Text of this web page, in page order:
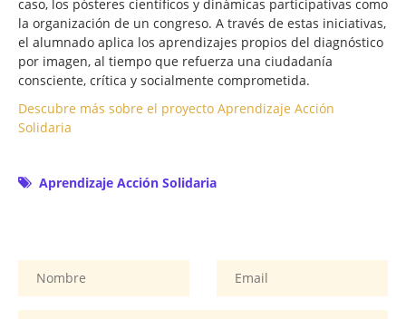
caso, los pósteres científicos y dinámicas participativas como
la organización de un congreso. A través de estas iniciativas,
el alumnado aplica los aprendizajes propios del diagnóstico
por imagen, al tiempo que refuerza una ciudadanía
consciente, crítica y socialmente comprometida.
Descubre más sobre el proyecto Aprendizaje Acción
Solidaria
Aprendizaje Acción Solidaria